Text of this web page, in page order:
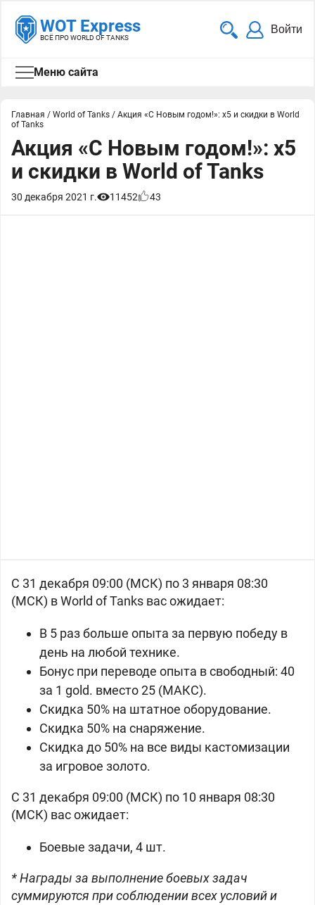
WOT Express
ВСЁ ПРО WORLD OF TANKS
Войти
Меню сайта
Главная / World of Tanks / Акция «С Новым годом!»: х5 и скидки в World
of Tanks
Акция «С Новым годом!»: х5
и скидки в World of Tanks
30 декабря 2021 г. 11452 43
С 31 декабря 09:00 (МСК) по 3 января 08:30
(МСК) в World of Tanks вас ожидает:
В 5 раз больше опыта за первую победу в
день на любой технике.
Бонус при переводе опыта в свободный: 40
за 1 gold. вместо 25 (МАКС).
Скидка 50% на штатное оборудование.
Скидка 50% на снаряжение.
Скидка до 50% на все виды кастомизации
за игровое золото.
С 31 декабря 09:00 (МСК) по 10 января 08:30
(МСК) вас ожидает:
Боевые задачи, 4 шт.
* Награды за выполнение боевых задач
суммируются при соблюдении всех условий и